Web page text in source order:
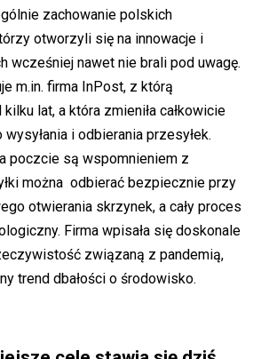
zachowanie polskich
otworzyli się na innowacje i
wcześniej nawet nie brali pod uwagę.
m.in. firma InPost, z którą
lat, a która zmieniła całkowicie
i odbierania przesyłek.
poczcie są wspomnieniem z
można odbierać bezpiecznie przy
otwierania skrzynek, a cały proces
Firma wpisała się doskonale
związaną z pandemią,
trend dbałości o środowisko.